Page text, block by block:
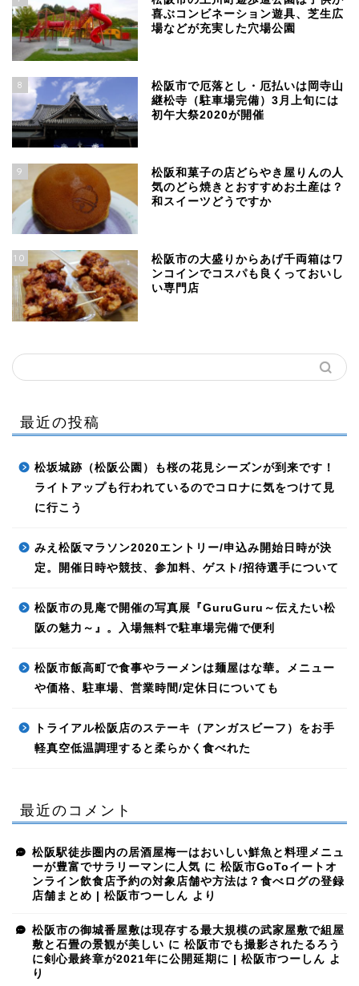
喜ぶコンビネーション遊具、芝生広
場などが充実した穴場公園
8
松阪市で厄落とし・厄払いは岡寺山
継松寺（駐車場完備）3月上旬には
初午大祭2020が開催
9
松阪和菓子の店どらやき屋りんの人
気のどら焼きとおすすめお土産は？
和スイーツどうですか
10
松阪市の大盛りからあげ千両箱はワ
ンコインでコスパも良くっておいし
い専門店
最近の投稿
松坂城跡（松阪公園）も桜の花見シーズンが到来です！
ライトアップも行われているのでコロナに気をつけて見
に行こう
みえ松阪マラソン2020エントリー/申込み開始日時が決
定。開催日時や競技、参加料、ゲスト/招待選手について
松阪市の見庵で開催の写真展『GuruGuru～伝えたい松
阪の魅力～』。入場無料で駐車場完備で便利
松阪市飯高町で食事やラーメンは麺屋はな華。メニュー
や価格、駐車場、営業時間/定休日についても
トライアル松阪店のステーキ（アンガスビーフ）をお手
軽真空低温調理すると柔らかく食べれた
最近のコメント
松阪駅徒歩圏内の居酒屋梅一はおいしい鮮魚と料理メニュ
ーが豊富でサラリーマンに人気 に 松阪市GoToイートオ
ンライン飲食店予約の対象店舗や方法は？食べログの登録
店舗まとめ | 松阪市つーしん より
松阪市の御城番屋敷は現存する最大規模の武家屋敷で組屋
敷と石畳の景観が美しい に 松阪市でも撮影されたるろう
に剣心最終章が2021年に公開延期に | 松阪市つーしん よ
り